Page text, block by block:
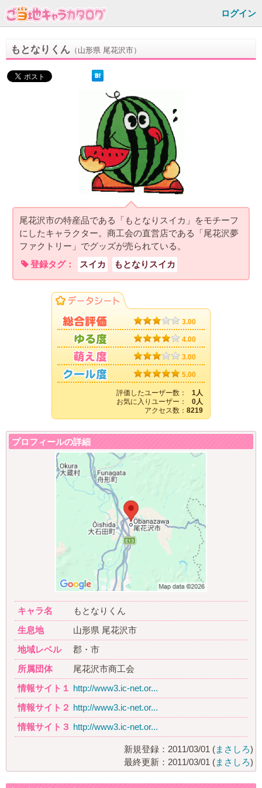
ログイン
もとなりくん （山形県 尾花沢市）
尾花沢市の特産品である「もとなりスイカ」をモチーフ
にしたキャラクター。商工会の直営店である「尾花沢夢
ファクトリー」でグッズが売られている。
登録タグ：
スイカ もとなりスイカ
3.00
4.00
3.00
5.00
評価したユーザー数：
1人
お気に入りユーザー：
0人
アクセス数： 8219
プロフィールの詳細
キャラ名
もとなりくん
生息地
山形県 尾花沢市
地域レベル
郡・市
所属団体
尾花沢市商工会
情報サイト１ http://www3.ic-net.or...
情報サイト２ http://www3.ic-net.or...
情報サイト３ http://www3.ic-net.or...
新規登録：2011/03/01 (まさしろ)
最終更新：2011/03/01 (まさしろ)